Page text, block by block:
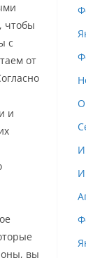
чтобы
с
от
и
вы